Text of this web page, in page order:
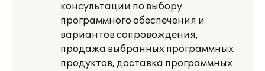
консультации по выбору
программного обеспечения и
вариантов сопровождения,
продажа выбранных программных
продуктов, доставка программных